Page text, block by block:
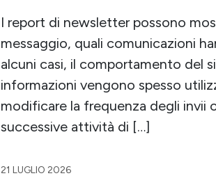
I report di newsletter possono
messaggio, quali comunicazioni
alcuni casi, il comportamento del
informazioni vengono spesso
modificare la frequenza degli invii
successive attività di […]
21 LUGLIO 2026